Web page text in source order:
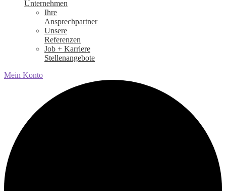
Unternehmen
Ihre
Ansprechpartner
Unsere
Referenzen
Job + Karriere
Stellenangebote
Mein Konto